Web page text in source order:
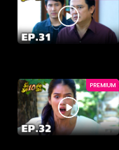
PREMIUM